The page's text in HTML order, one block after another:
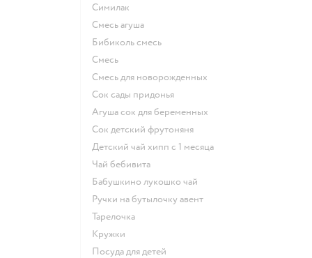
симилак
смесь агуша
бибиколь смесь
смесь
смесь для новорожденных
сок сады придонья
агуша сок для беременных
сок детский фрутоняня
детский чай хипп с 1 месяца
чай бебивита
бабушкино лукошко чай
ручки на бутылочку авент
тарелочка
кружки
посуда для детей